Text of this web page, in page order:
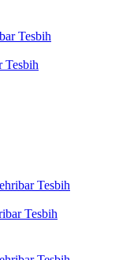
Tesbih
Tesbih